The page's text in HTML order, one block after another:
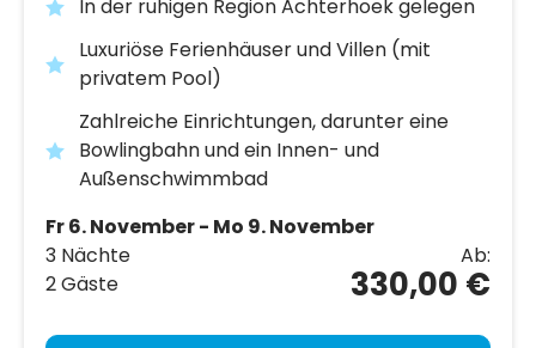
In der ruhigen Region Achterhoek gelegen
Luxuriöse Ferienhäuser und Villen (mit
privatem Pool)
Zahlreiche Einrichtungen, darunter eine
Bowlingbahn und ein Innen- und
Außenschwimmbad
Fr 6. November - Mo 9. November
3 Nächte
2 Gäste
Ab:
330,00 €